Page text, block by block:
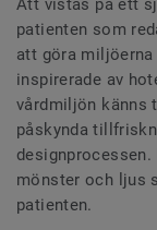
Att vistas på ett
patienten som
att göra
inspirerade av
vårdmiljön känns
påskynda
mönster och ljus
patienten.